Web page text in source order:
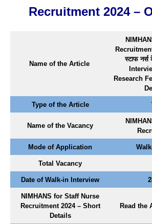
Recruitment 2024 –
Name of the Article
स्टाफ नर्स
Research
Type of the Article
Name of the Vacancy
Mode of Application
Total Vacancy
Date of Walk-in Interview
NIMHANS for Staff Nurse
Recruitment 2024 – Short
Details
Read the